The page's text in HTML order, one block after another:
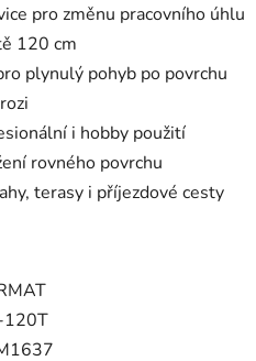
pro změnu pracovního úhlu
120 cm
plynulý pohyb po povrchu
i hobby použití
rovného povrchu
terasy i příjezdové cesty
120T